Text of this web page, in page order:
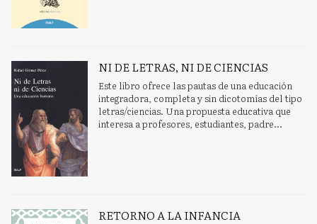
NI DE LETRAS, NI DE CIENCIAS
Este libro ofrece las pautas de una educación
integradora, completa y sin dicotomías del tipo
letras/ciencias. Una propuesta educativa que
interesa a profesores, estudiantes, padre...
RETORNO A LA INFANCIA